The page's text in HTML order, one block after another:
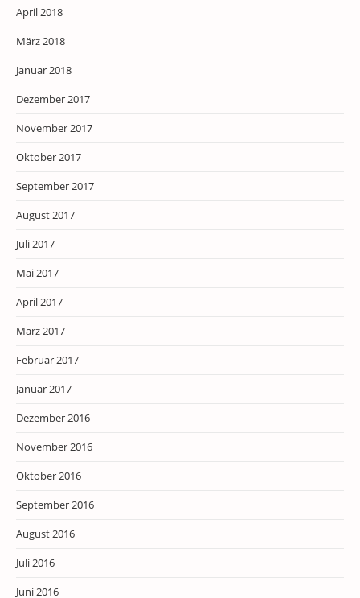
April 2018
März 2018
Januar 2018
Dezember 2017
November 2017
Oktober 2017
September 2017
August 2017
Juli 2017
Mai 2017
April 2017
März 2017
Februar 2017
Januar 2017
Dezember 2016
November 2016
Oktober 2016
September 2016
August 2016
Juli 2016
Juni 2016